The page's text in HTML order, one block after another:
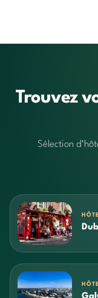
Trouvez
Sélection